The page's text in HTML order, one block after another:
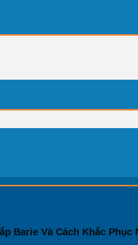
Barie Và Cách Khắc Phục